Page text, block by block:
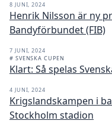
8 JUNI, 2024
Henrik Nilsson är ny
Bandyförbundet (FIB)
7 JUNI, 2024
# SVENSKA CUPEN
Klart: Så spelas
4 JUNI, 2024
Krigslandskampen i
Stockholm stadion